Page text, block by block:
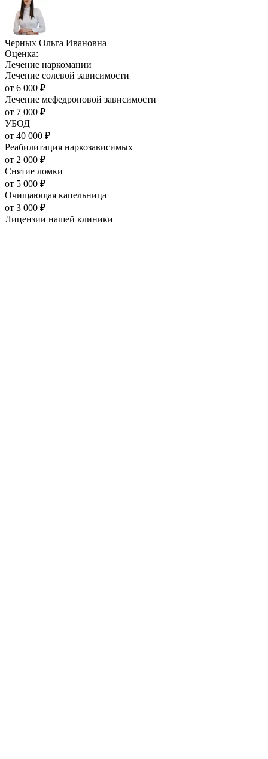
Черных Ольга Ивановна
Оценка:
Лечение наркомании
Лечение солевой зависимости
от 6 000 ₽
Лечение мефедроновой зависимости
от 7 000 ₽
УБОД
от 40 000 ₽
Реабилитация наркозависимых
от 2 000 ₽
Снятие ломки
от 5 000 ₽
Очищающая капельница
от 3 000 ₽
Лицензии нашей клиники